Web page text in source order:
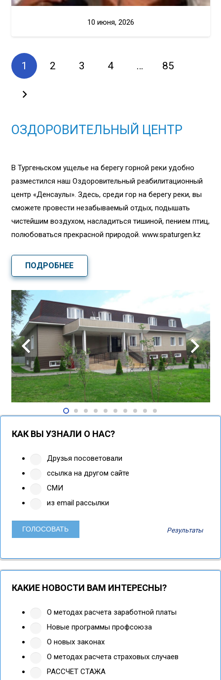
10 июня, 2026
1 2 3 4 … 85
ОЗДОРОВИТЕЛЬНЫЙ ЦЕНТР
В Тургеньском ущелье на берегу горной реки удобно
разместился наш Оздоровительный реабилитационный
центр «Денсаулық». Здесь, среди гор на берегу реки, вы
сможете провести незабываемый отдых, подышать
чистейшим воздухом, насладиться тишиной, пением птиц,
полюбоваться прекрасной природой. www.spaturgen.kz
ПОДРОБНЕЕ
КАК ВЫ УЗНАЛИ О НАС?
Друзья посоветовали
ссылка на другом сайте
СМИ
из email рассылки
Результаты
КАКИЕ НОВОСТИ ВАМ ИНТЕРЕСНЫ?
О методах расчета заработной платы
Новые программы профсоюза
О новых законах
О методах расчета страховых случаев
РАССЧЕТ СТАЖА